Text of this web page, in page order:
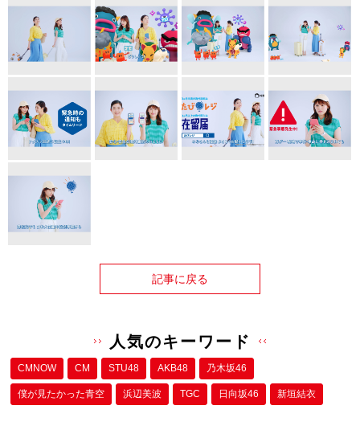
記事に戻る
人気のキーワード
CMNOW CM STU48 AKB48 乃木坂46
僕が⾒たかった⻘空 浜辺美波 TGC 日向坂46 新垣結衣